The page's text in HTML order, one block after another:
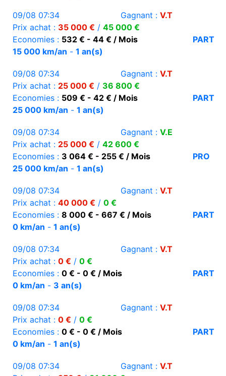
09/08 07:34 Gagnant : V.T
Prix achat : 35 000 € / 45 000 €
Economies : 532 € - 44 € / Mois
PART
15 000 km/an - 1 an(s)
09/08 07:34 Gagnant : V.T
Prix achat : 25 000 € / 36 800 €
Economies : 509 € - 42 € / Mois
PART
25 000 km/an - 1 an(s)
09/08 07:34 Gagnant : V.E
Prix achat : 25 000 € / 42 600 €
Economies : 3 064 € - 255 € / Mois
PRO
25 000 km/an - 1 an(s)
09/08 07:34 Gagnant : V.T
Prix achat : 40 000 € / 0 €
Economies : 8 000 € - 667 € / Mois
PART
0 km/an - 1 an(s)
09/08 07:34 Gagnant : V.T
Prix achat : 0 € / 0 €
Economies : 0 € - 0 € / Mois
PART
0 km/an - 3 an(s)
09/08 07:34 Gagnant : V.T
Prix achat : 0 € / 0 €
Economies : 0 € - 0 € / Mois
PART
0 km/an - 1 an(s)
09/08 07:34 Gagnant : V.T